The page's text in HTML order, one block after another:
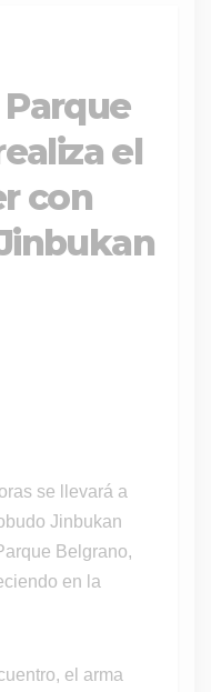
el
con
se llevará a
Jinbukan
Belgrano,
en la
el arma